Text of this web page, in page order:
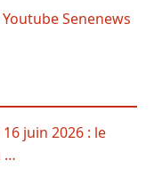
juin 2026 : le
…